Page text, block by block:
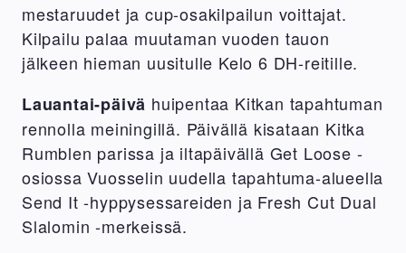
mestaruudet ja cup-osakilpailun voittajat.
Kilpailu palaa muutaman vuoden tauon
jälkeen hieman uusitulle Kelo 6 DH-reitille.
Lauantai-päivä huipentaa Kitkan tapahtuman
rennolla meiningillä. Päivällä kisataan Kitka
Rumblen parissa ja iltapäivällä Get Loose -
osiossa Vuosselin uudella tapahtuma-alueella
Send It -hyppysessareiden ja Fresh Cut Dual
Slalomin -merkeissä.